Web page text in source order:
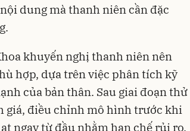
dung mà thanh niên cần đặc
khuyến nghị thanh niên nên
hợp, dựa trên việc phân tích kỹ
của bản thân. Sau giai đoạn thử
giá, điều chỉnh mô hình trước khi
ngay từ đầu nhằm hạn chế rủi ro.